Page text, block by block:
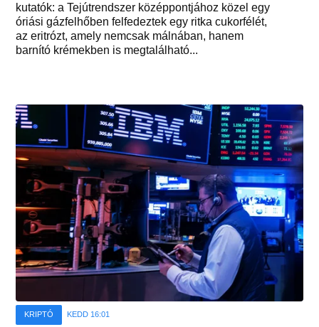
kutatók: a Tejútrendszer középpontjához közel egy
óriási gázfelhőben felfedeztek egy ritka cukorfélét,
az eritrózt, amely nemcsak málnában, hanem
barnító krémekben is megtalálható...
KRIPTÓ KEDD 16:01